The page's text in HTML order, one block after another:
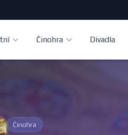
Činohra Divadla
Činohra